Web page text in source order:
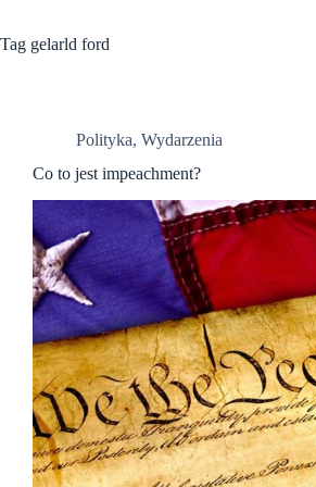
Tag gelarld ford
Polityka, Wydarzenia
Co to jest impeachment?